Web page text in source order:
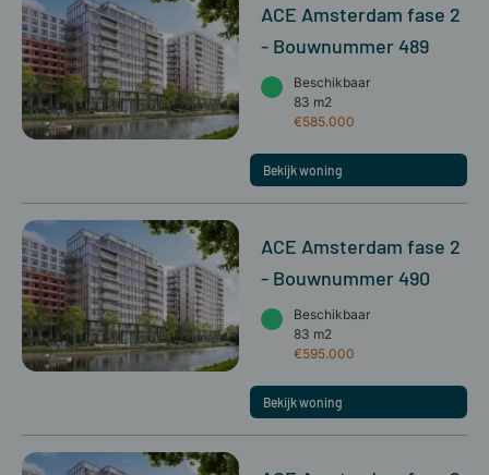
ACE Amsterdam fase 2
- Bouwnummer 489
Beschikbaar
83 m2
€585.000
Bekijk woning
ACE Amsterdam fase 2
- Bouwnummer 490
Beschikbaar
83 m2
€595.000
Bekijk woning